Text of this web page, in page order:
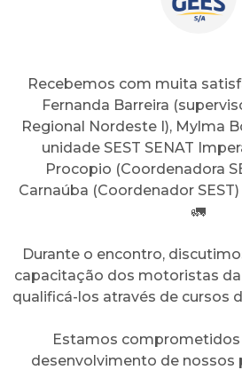
Recebemos com muita
Fernanda Barreira
Regional Nordeste I), Mylma
unidade SEST SENAT
Procopio (Coordenadora
Carnaúba (Coordenador
🚛
Durante o encontro,
capacitação dos motoristas
qualificá-los através de cursos
Estamos
desenvolvimento de nossos